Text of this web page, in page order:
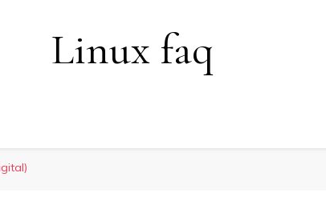
Linux faq